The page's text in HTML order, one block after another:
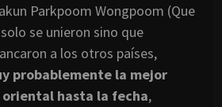
Parkpoom Wongpoom (Que
se unieron sino que
a los otros países,
probablemente la mejor
hasta la fecha,